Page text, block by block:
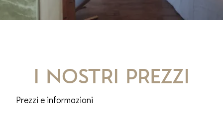
I nostri prezzi
Prezzi e informazioni